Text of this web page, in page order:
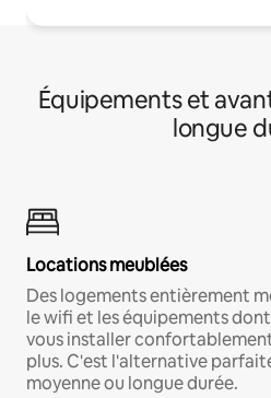
Équipements et
longue
Locations meublées
Des logements entièrement
le wifi et les équipements
vous installer
plus. C'est l'alternative
moyenne ou longue durée.